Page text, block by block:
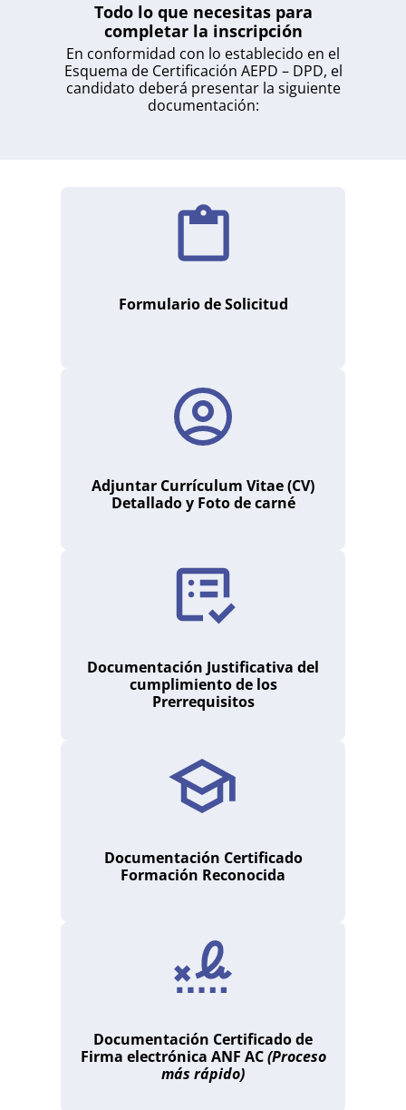
Todo lo que necesitas para
completar la inscripción
En conformidad con lo establecido en el
Esquema de Certificación AEPD – DPD, el
candidato deberá presentar la siguiente
documentación:
Formulario de Solicitud
Adjuntar Currículum Vitae (CV)
Detallado y Foto de carné
Documentación Justificativa del
cumplimiento de los
Prerrequisitos
Documentación Certificado
Formación Reconocida
Documentación Certificado de
Firma electrónica ANF AC(Proceso
más rápido)